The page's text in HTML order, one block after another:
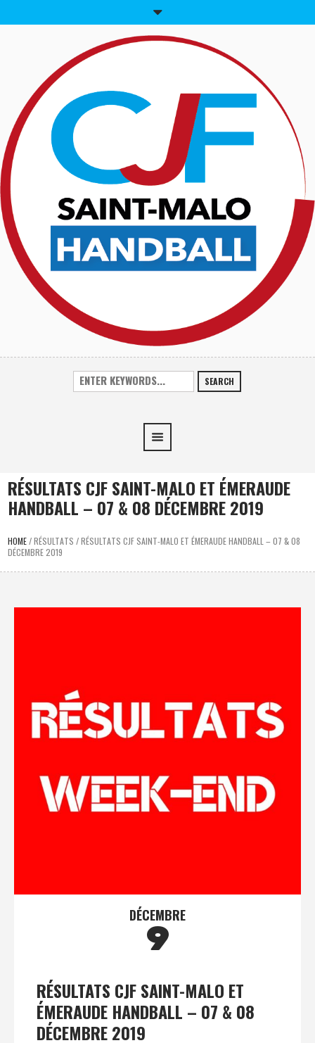
SEARCH
RÉSULTATS CJF SAINT-MALO ET ÉMERAUDE
HANDBALL – 07 & 08 DÉCEMBRE 2019
HOME/RÉSULTATS /RÉSULTATS CJF SAINT-MALO ET ÉMERAUDE HANDBALL – 07 & 08
DÉCEMBRE 2019
DÉCEMBRE
9
RÉSULTATS CJF SAINT-MALO ET
ÉMERAUDE HANDBALL – 07 & 08
DÉCEMBRE 2019